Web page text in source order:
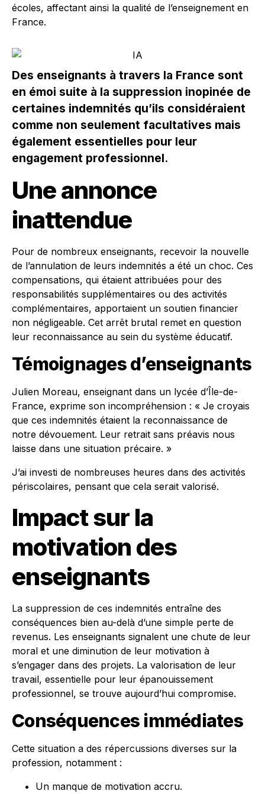
écoles, affectant ainsi la qualité de l’enseignement en
France.
Des enseignants à travers la France sont
en émoi suite à la suppression inopinée de
certaines indemnités qu’ils considéraient
comme non seulement facultatives mais
également essentielles pour leur
engagement professionnel.
Une annonce
inattendue
Pour de nombreux enseignants, recevoir la nouvelle
de l’annulation de leurs indemnités a été un choc. Ces
compensations, qui étaient attribuées pour des
responsabilités supplémentaires ou des activités
complémentaires, apportaient un soutien financier
non négligeable. Cet arrêt brutal remet en question
leur reconnaissance au sein du système éducatif.
Témoignages d’enseignants
Julien Moreau, enseignant dans un lycée d’Île-de-
France, exprime son incompréhension : « Je croyais
que ces indemnités étaient la reconnaissance de
notre dévouement. Leur retrait sans préavis nous
laisse dans une situation précaire. »
J’ai investi de nombreuses heures dans des activités
périscolaires, pensant que cela serait valorisé.
Impact sur la
motivation des
enseignants
La suppression de ces indemnités entraîne des
conséquences bien au-delà d’une simple perte de
revenus. Les enseignants signalent une chute de leur
moral et une diminution de leur motivation à
s’engager dans des projets. La valorisation de leur
travail, essentielle pour leur épanouissement
professionnel, se trouve aujourd’hui compromise.
Conséquences immédiates
Cette situation a des répercussions diverses sur la
profession, notamment :
Un manque de motivation accru.